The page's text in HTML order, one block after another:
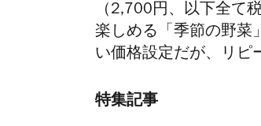
（2,700円、以下全て
楽しめる「季節の野菜
い価格設定だが、リピ
特集記事